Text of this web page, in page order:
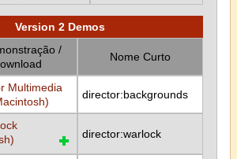
Version 2 Demos
/
Nome Curto
Multimedia
director:backgrounds
director:warlock